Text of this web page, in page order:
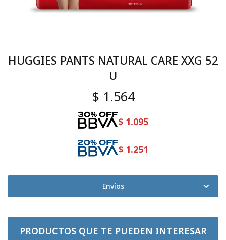
HUGGIES PANTS NATURAL CARE XXG 52
U
$ 1.564
$ 1.095
$ 1.251
Envíos
PRODUCTOS QUE TE PUEDEN INTERESAR